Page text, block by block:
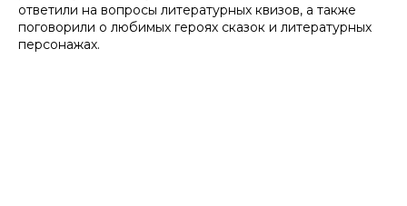
ответили на вопросы литературных квизов, а также
поговорили о любимых героях сказок и литературных
персонажах.